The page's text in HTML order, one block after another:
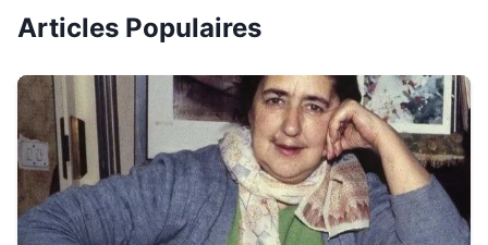
Articles Populaires